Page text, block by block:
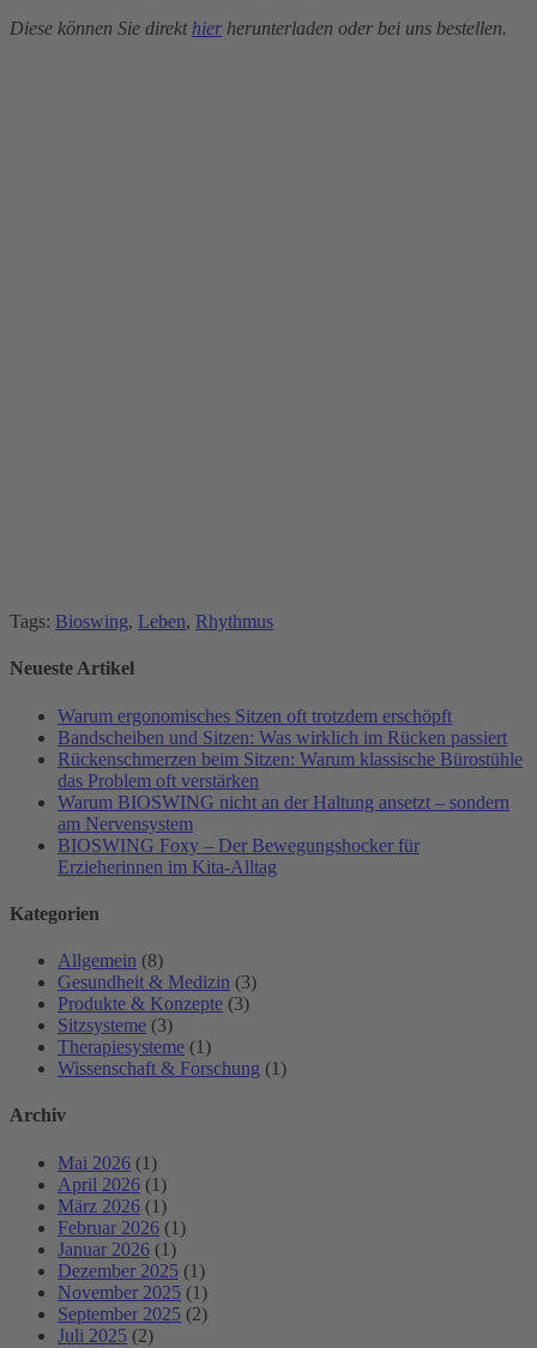
Diese können Sie direkt hier herunterladen oder bei uns bestellen.
Tags: Bioswing, Leben, Rhythmus
Neueste Artikel
Warum ergonomisches Sitzen oft trotzdem erschöpft
Bandscheiben und Sitzen: Was wirklich im Rücken passiert
Rückenschmerzen beim Sitzen: Warum klassische Bürostühle
das Problem oft verstärken
Warum BIOSWING nicht an der Haltung ansetzt – sondern
am Nervensystem
BIOSWING Foxy – Der Bewegungshocker für
Erzieherinnen im Kita-Alltag
Kategorien
Allgemein (8)
Gesundheit & Medizin (3)
Produkte & Konzepte (3)
Sitzsysteme (3)
Therapiesysteme (1)
Wissenschaft & Forschung (1)
Archiv
Mai 2026 (1)
April 2026 (1)
März 2026 (1)
Februar 2026 (1)
Januar 2026 (1)
Dezember 2025 (1)
November 2025 (1)
September 2025 (2)
Juli 2025 (2)